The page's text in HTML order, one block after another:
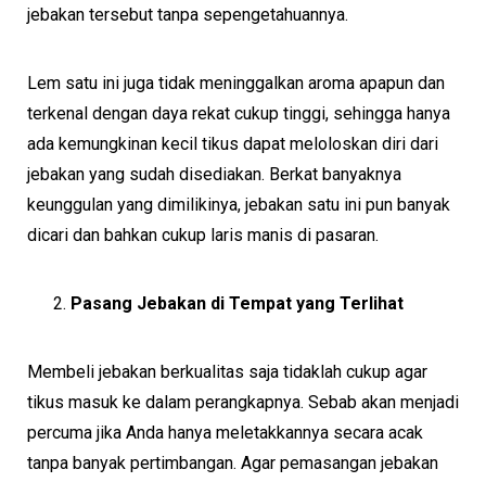
jebakan tersebut tanpa sepengetahuannya.
Lem satu ini juga tidak meninggalkan aroma apapun dan
terkenal dengan daya rekat cukup tinggi, sehingga hanya
ada kemungkinan kecil tikus dapat meloloskan diri dari
jebakan yang sudah disediakan. Berkat banyaknya
keunggulan yang dimilikinya, jebakan satu ini pun banyak
dicari dan bahkan cukup laris manis di pasaran.
Pasang Jebakan di Tempat yang Terlihat
Membeli jebakan berkualitas saja tidaklah cukup agar
tikus masuk ke dalam perangkapnya. Sebab akan menjadi
percuma jika Anda hanya meletakkannya secara acak
tanpa banyak pertimbangan. Agar pemasangan jebakan